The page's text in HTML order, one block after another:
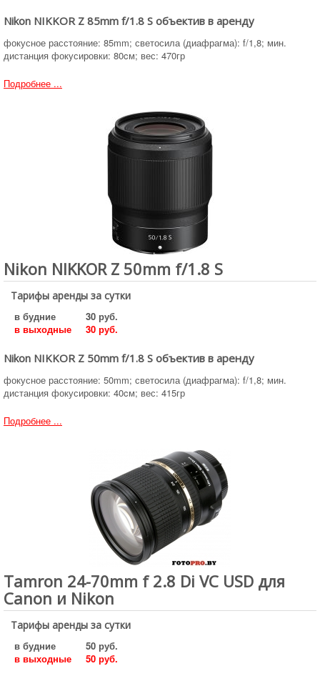
Nikon NIKKOR Z 85mm f/1.8 S объектив в аренду
фокусное расстояние: 85mm; светосила (диафрагма): f/1,8; мин.
дистанция фокусировки: 80cм; вес: 470гр
Подробнее ...
Nikon NIKKOR Z 50mm f/1.8 S
Тарифы аренды за сутки
в будние
30 руб.
в выходные
30 руб.
Nikon NIKKOR Z 50mm f/1.8 S объектив в аренду
фокусное расстояние: 50mm; светосила (диафрагма): f/1,8; мин.
дистанция фокусировки: 40cм; вес: 415гр
Подробнее ...
Tamron 24-70mm f 2.8 Di VC USD для
Canon и Nikon
Тарифы аренды за сутки
в будние
50 руб.
в выходные
50 руб.